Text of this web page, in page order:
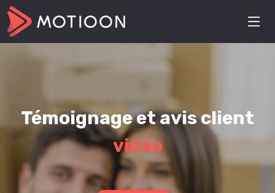
Témoignage et avis client
vidéo